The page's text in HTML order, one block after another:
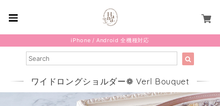
iPhone / Android 全機種対応
ワイドロングショルダー❁ Verl Bouquet